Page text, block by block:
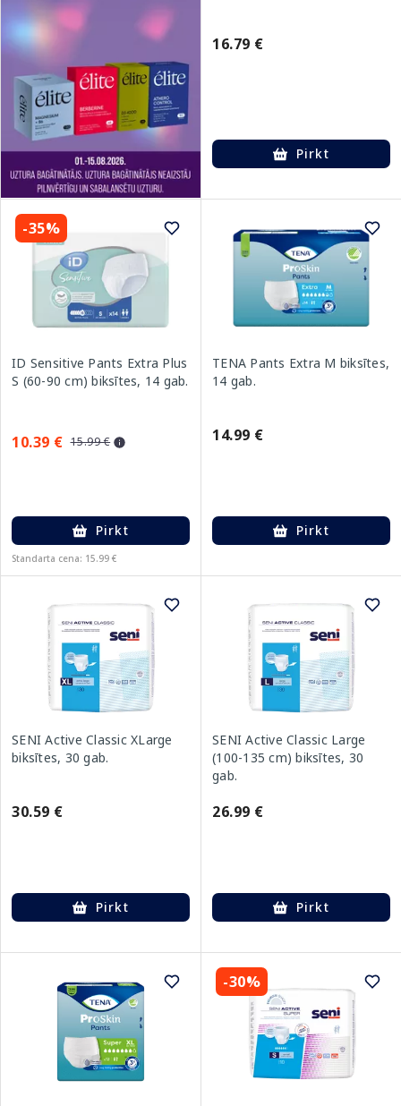
16.79 €
Pirkt
-35%
ID Sensitive Pants Extra Plus
S (60-90 cm) biksītes, 14 gab.
10.39 € 15.99 €
Pirkt
Standarta cena: 15.99 €
TENA Pants Extra M biksītes,
14 gab.
14.99 €
Pirkt
SENI Active Classic XLarge
biksītes, 30 gab.
30.59 €
Pirkt
SENI Active Classic Large
(100-135 cm) biksītes, 30
gab.
26.99 €
Pirkt
-30%